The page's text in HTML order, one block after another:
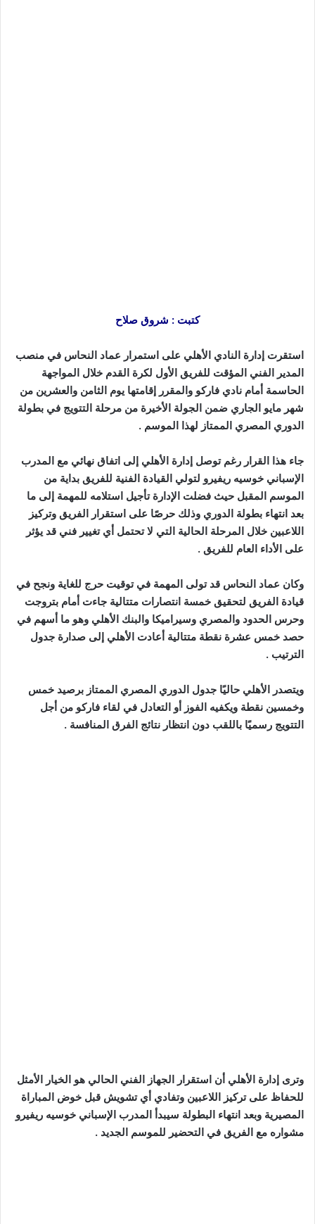
كتبت : شروق صلاح
استقرت إدارة النادي الأهلي على استمرار عماد النحاس في منصب
المدير الفني المؤقت للفريق الأول لكرة القدم خلال المواجهة
الحاسمة أمام نادي فاركو والمقرر إقامتها يوم الثامن والعشرين من
شهر مايو الجاري ضمن الجولة الأخيرة من مرحلة التتويج في بطولة
الدوري المصري الممتاز لهذا الموسم .
جاء هذا القرار رغم توصل إدارة الأهلي إلى اتفاق نهائي مع المدرب
الإسباني خوسيه ريفيرو لتولي القيادة الفنية للفريق بداية من
الموسم المقبل حيث فضلت الإدارة تأجيل استلامه للمهمة إلى ما
بعد انتهاء بطولة الدوري وذلك حرصًا على استقرار الفريق وتركيز
اللاعبين خلال المرحلة الحالية التي لا تحتمل أي تغيير فني قد يؤثر
على الأداء العام للفريق .
وكان عماد النحاس قد تولى المهمة في توقيت حرج للغاية ونجح في
قيادة الفريق لتحقيق خمسة انتصارات متتالية جاءت أمام بتروجت
وحرس الحدود والمصري وسيراميكا والبنك الأهلي وهو ما أسهم في
حصد خمس عشرة نقطة متتالية أعادت الأهلي إلى صدارة جدول
الترتيب .
ويتصدر الأهلي حاليًا جدول الدوري المصري الممتاز برصيد خمس
وخمسين نقطة ويكفيه الفوز أو التعادل في لقاء فاركو من أجل
التتويج رسميًا باللقب دون انتظار نتائج الفرق المنافسة .
وترى إدارة الأهلي أن استقرار الجهاز الفني الحالي هو الخيار الأمثل
للحفاظ على تركيز اللاعبين وتفادي أي تشويش قبل خوض المباراة
المصيرية وبعد انتهاء البطولة سيبدأ المدرب الإسباني خوسيه ريفيرو
مشواره مع الفريق في التحضير للموسم الجديد .